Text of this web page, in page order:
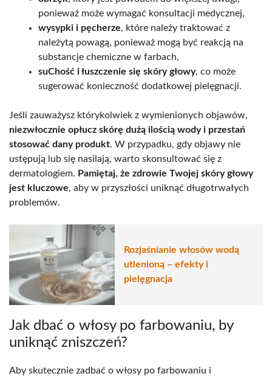
ponieważ może wymagać konsultacji medycznej,
wysypki i pęcherze, które należy traktować z
należytą powagą, ponieważ mogą być reakcją na
substancje chemiczne w farbach,
suChość i łuszczenie się skóry głowy, co może
sugerować konieczność dodatkowej pielęgnacji.
Jeśli zauważysz którykolwiek z wymienionych objawów,
niezwłocznie opłucz skórę dużą ilością wody i przestań
stosować dany produkt. W przypadku, gdy objawy nie
ustępują lub się nasilają, warto skonsultować się z
dermatologiem. Pamiętaj, że zdrowie Twojej skóry głowy
jest kluczowe, aby w przyszłości uniknąć długotrwałych
problemów.
Rozjaśnianie włosów wodą
utlenioną – efekty i
pielęgnacja
Jak dbać o włosy po farbowaniu, by
uniknąć zniszczeń?
Aby skutecznie zadbać o włosy po farbowaniu i